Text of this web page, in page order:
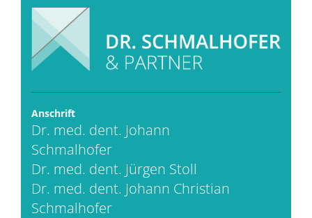
Anschrift
Dr. med. dent. Johann
Schmalhofer
Dr. med. dent. Jürgen Stoll
Dr. med. dent. Johann Christian
Schmalhofer